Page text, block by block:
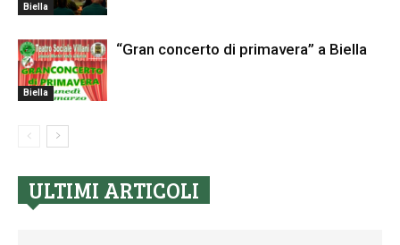
Biella
Biella
“Gran concerto di primavera” a Biella
ULTIMI ARTICOLI